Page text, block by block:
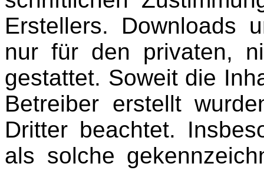
Erstellers. Downloads
nur für den privaten,
gestattet. Soweit die
Betreiber erstellt
Dritter beachtet.
als solche